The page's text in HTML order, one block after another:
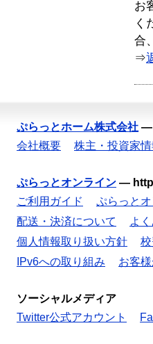
お
く
合
⇒
ぷらっとホーム株式会社 —
会社概要
株主・投資家情
ぷらっとオンライン —
ご利用ガイド
ぷらっと
配送・決済について
よ
個人情報取り扱い方針
IPv6への取り組み
お客
ソーシャルメディア
Twitter公式アカウント